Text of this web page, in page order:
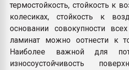
термостойкость, стойкость к
колесиках, стойкость к
основании совокупности
ламинат можно oотнести к
Наиболее важной для
износоустойчивость